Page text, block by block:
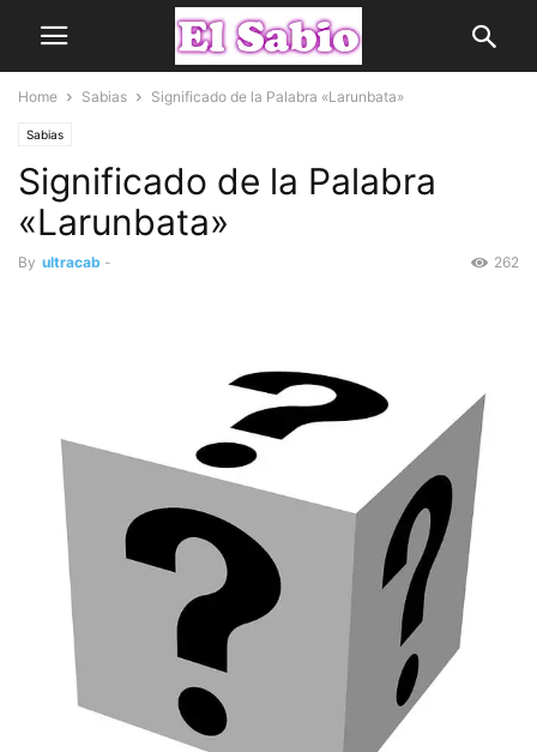
Home Sabias Significado de la Palabra «Larunbata»
Sabias
Significado de la Palabra
«Larunbata»
By ultracab - 262